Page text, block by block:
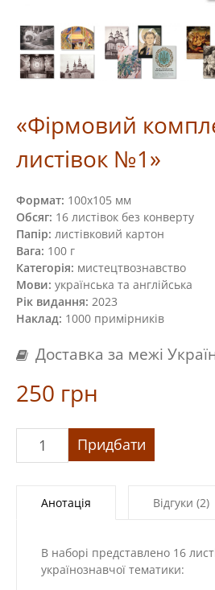
«Фірмовий
листівок №1»
Формат: 100х105 мм
Обсяг: 16 листівок без конверту
Папір: листівковий картон
Вага: 100 г
Категорія: мистецтвознавство
Мови: українська та англійська
Рік видання: 2023
Наклад: 1000 примірників
Доставка за межі
250 грн
комплект
кількість
Придбати
Анотація Відгуки (2)
В наборі представлено 16
українознавчої тематики: